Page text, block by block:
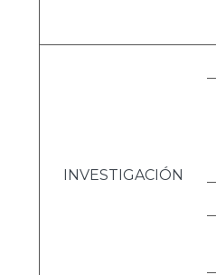
INVESTIGACIÓN